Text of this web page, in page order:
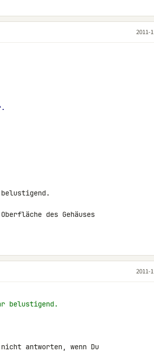
2011-
belustigend.
des Gehäuses
2011-
belustigend.
nicht antworten, wenn Du